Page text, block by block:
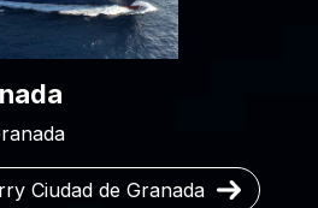
Ciudad de Granada